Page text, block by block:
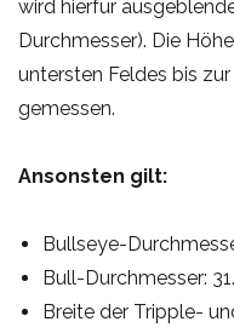
wird hierfür
Durchmesser). Die
untersten Feldes bis
gemessen.
Ansonsten gilt:
Bullseye-
Bull-Durchmesser:
Breite der Tripple-